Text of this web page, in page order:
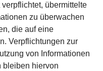
übermittelte
zu überwachen
die auf eine
Verpflichtungen zur
von Informationen
bleiben hiervon